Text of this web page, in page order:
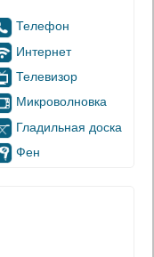
Телефон
Интернет
Телевизор
Микроволновка
Гладильная доска
Фен